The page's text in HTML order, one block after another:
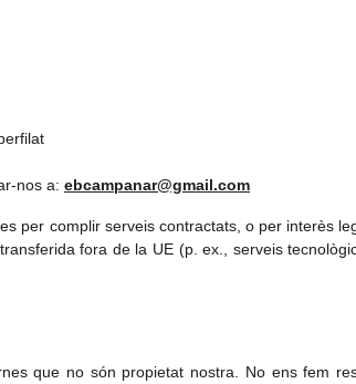
nos a: ebcampanar@gmail.com
per complir serveis contractats, o per interès
fora de la UE (p. ex., serveis
que no són propietat nostra. No ens fem